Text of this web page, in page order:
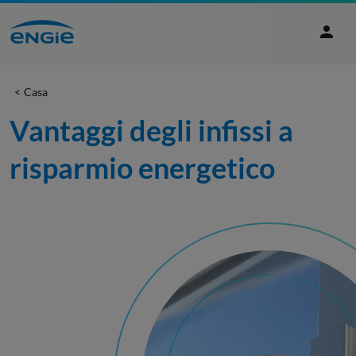
Casa
Vantaggi degli infissi a
risparmio energetico